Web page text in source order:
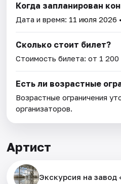
Когда запланирован
Дата и время: 11 июля 2026
Сколько стоит билет?
Стоимость билета: от 1 200
Есть ли возрастные
Возрастные ограничения
организаторов.
Артист
Экскурсия на завод